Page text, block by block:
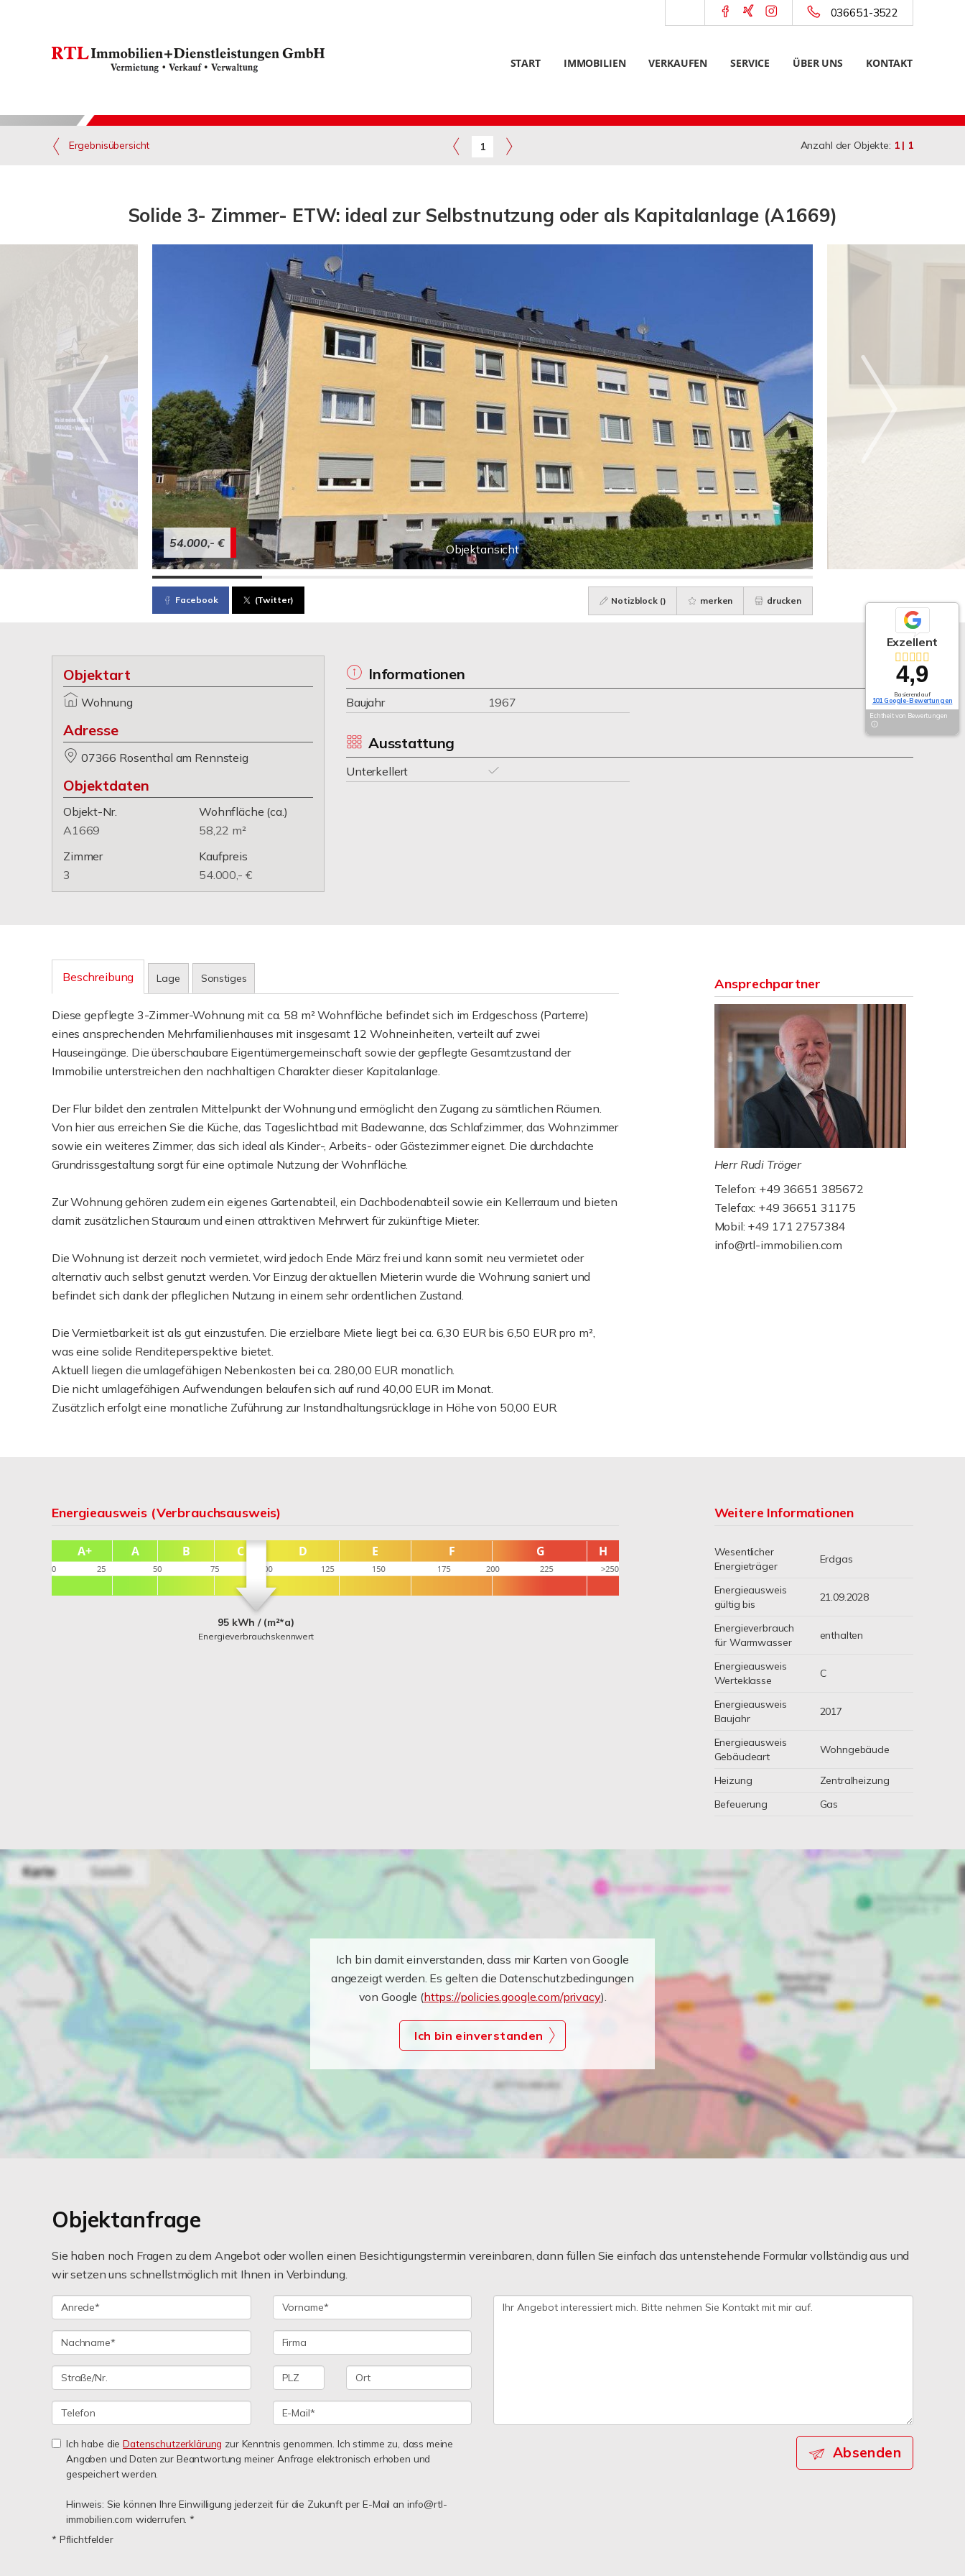
036651-3522
START IMMOBILIEN VERKAUFEN SERVICE ÜBER UNS KONTAKT
Ergebnisübersicht 1 Anzahl der Objekte: 1 | 1
Solide 3- Zimmer- ETW: ideal zur Selbstnutzung oder als Kapitalanlage (A1669)
Objektansicht
54.000,- €
Facebook (Twitter) Notizblock () merken drucken
Objektart
Wohnung
Adresse
07366 Rosenthal am Rennsteig
Objektdaten
Objekt-Nr.
A1669
Wohnfläche (ca.)
58,22 m²
Zimmer
3
Kaufpreis
54.000,- €
Informationen
Baujahr 1967
Ausstattung
Unterkellert
Beschreibung Lage Sonstiges
Diese gepflegte 3-Zimmer-Wohnung mit ca. 58 m² Wohnfläche befindet sich im Erdgeschoss (Parterre)
eines ansprechenden Mehrfamilienhauses mit insgesamt 12 Wohneinheiten, verteilt auf zwei
Hauseingänge. Die überschaubare Eigentümergemeinschaft sowie der gepflegte Gesamtzustand der
Immobilie unterstreichen den nachhaltigen Charakter dieser Kapitalanlage.
Der Flur bildet den zentralen Mittelpunkt der Wohnung und ermöglicht den Zugang zu sämtlichen Räumen.
Von hier aus erreichen Sie die Küche, das Tageslichtbad mit Badewanne, das Schlafzimmer, das Wohnzimmer
sowie ein weiteres Zimmer, das sich ideal als Kinder-, Arbeits- oder Gästezimmer eignet. Die durchdachte
Grundrissgestaltung sorgt für eine optimale Nutzung der Wohnfläche.
Zur Wohnung gehören zudem ein eigenes Gartenabteil, ein Dachbodenabteil sowie ein Kellerraum und bieten
damit zusätzlichen Stauraum und einen attraktiven Mehrwert für zukünftige Mieter.
Die Wohnung ist derzeit noch vermietet, wird jedoch Ende März frei und kann somit neu vermietet oder
alternativ auch selbst genutzt werden. Vor Einzug der aktuellen Mieterin wurde die Wohnung saniert und
befindet sich dank der pfleglichen Nutzung in einem sehr ordentlichen Zustand.
Die Vermietbarkeit ist als gut einzustufen. Die erzielbare Miete liegt bei ca. 6,30 EUR bis 6,50 EUR pro m²,
was eine solide Renditeperspektive bietet.
Aktuell liegen die umlagefähigen Nebenkosten bei ca. 280,00 EUR monatlich.
Die nicht umlagefähigen Aufwendungen belaufen sich auf rund 40,00 EUR im Monat.
Zusätzlich erfolgt eine monatliche Zuführung zur Instandhaltungsrücklage in Höhe von 50,00 EUR.
Ansprechpartner
Herr Rudi Tröger
Telefon: +49 36651 385672
Telefax: +49 36651 31175
Mobil: +49 171 2757384
info@rtl-immobilien.com
Energieausweis (Verbrauchsausweis)
95 kWh / (m²*a)
Energieverbrauchskennwert
Weitere Informationen
Wesentlicher
Energieträger
Erdgas
Energieausweis
gültig bis
21.09.2028
Energieverbrauch
für Warmwasser
enthalten
Energieausweis
Werteklasse
C
Energieausweis
Baujahr
2017
Energieausweis
Gebäudeart
Wohngebäude
Heizung
Zentralheizung
Befeuerung
Gas
Ich bin damit einverstanden, dass mir Karten von Google
angezeigt werden. Es gelten die Datenschutzbedingungen
von Google (https://policies.google.com/privacy).
Ich bin einverstanden
Objektanfrage
Sie haben noch Fragen zu dem Angebot oder wollen einen Besichtigungstermin vereinbaren, dann füllen Sie einfach das untenstehende Formular vollständig aus und
wir setzen uns schnellstmöglich mit Ihnen in Verbindung.
Ich habe dieDatenschutzerklärung zur Kenntnis genommen. Ich stimme zu, dass meine
Angaben und Daten zur Beantwortung meiner Anfrage elektronisch erhoben und
gespeichert werden.
Hinweis: Sie können Ihre Einwilligung jederzeit für die Zukunft per E-Mail an info@rtl-
immobilien.com widerrufen. *
* Pflichtfelder
Absenden
Exzellent
4,9
Basierend auf
101 Google-Bewertungen
Echtheit von Bewertungen